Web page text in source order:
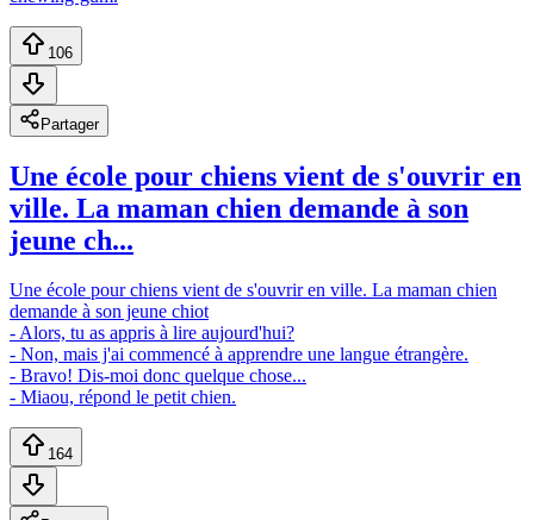
106
Partager
Une école pour chiens vient de s'ouvrir en
ville. La maman chien demande à son
jeune ch...
Une école pour chiens vient de s'ouvrir en ville. La maman chien
demande à son jeune chiot
- Alors, tu as appris à lire aujourd'hui?
- Non, mais j'ai commencé à apprendre une langue étrangère.
- Bravo! Dis-moi donc quelque chose...
- Miaou, répond le petit chien.
164